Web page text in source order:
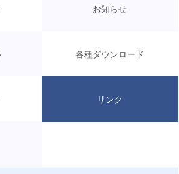
お知らせ
各種ダウンロード
リンク